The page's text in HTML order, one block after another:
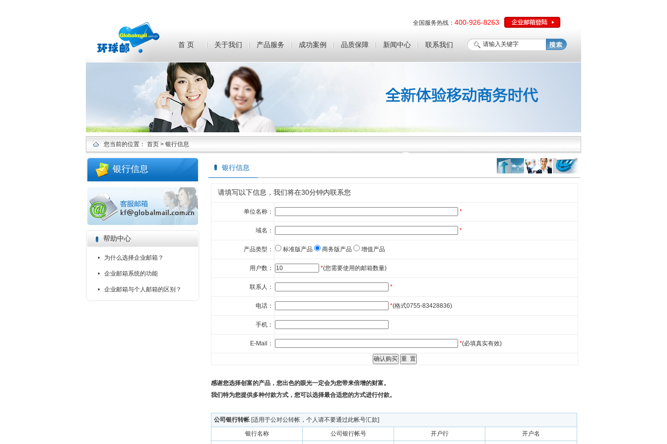
全国服务热线： 400-926-8263
首 页 关于我们 产品服务 成功案例 品质保障 新闻中心 联系我们
您当前的位置： 首页 > 银行信息
银行信息
帮助中心
• 为什么选择企业邮箱？
• 企业邮箱系统的功能
• 企业邮箱与个人邮箱的区别？
银行信息
请填写以下信息，我们将在30分钟内联系您
单位名称： *
域名： *
产品类型： 标准版产品 商务版产品 增值产品
用户数： *(您需要使用的邮箱数量)
联系人： *
电话： *(格式0755-83428836)
手机：
E-Mail： *(必填真实有效)
感谢您选择创富的产品，您出色的眼光一定会为您带来倍增的财富。
我们特为您提供多种付款方式，您可以选择最合适您的方式进行付款。
公司银行转帐 [适用于公对公转帐，个人请不要通过此帐号汇款]
银行名称
公司银行帐号 开户行 开户名